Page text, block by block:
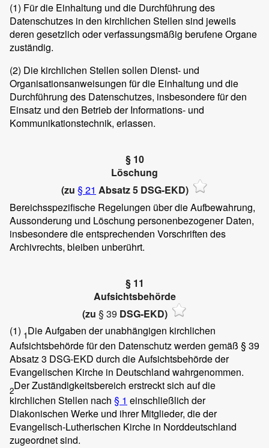
(1) Für die Einhaltung und die Durchführung des
Datenschutzes in den kirchlichen Stellen sind jeweils
deren gesetzlich oder verfassungsmäßig berufene Organe
zuständig.
(2) Die kirchlichen Stellen sollen Dienst- und
Organisationsanweisungen für die Einhaltung und die
Durchführung des Datenschutzes, insbesondere für den
Einsatz und den Betrieb der Informations- und
Kommunikationstechnik, erlassen.
§ 10
Löschung
(zu § 21 Absatz 5 DSG-EKD)
Bereichsspezifische Regelungen über die Aufbewahrung,
Aussonderung und Löschung personenbezogener Daten,
insbesondere die entsprechenden Vorschriften des
Archivrechts, bleiben unberührt.
§ 11
Aufsichtsbehörde
(zu § 39 DSG-EKD)
(1) 1Die Aufgaben der unabhängigen kirchlichen
Aufsichtsbehörde für den Datenschutz werden gemäß § 39
Absatz 3 DSG-EKD durch die Aufsichtsbehörde der
Evangelischen Kirche in Deutschland wahrgenommen.
2Der Zuständigkeitsbereich erstreckt sich auf die
kirchlichen Stellen nach § 1 einschließlich der
Diakonischen Werke und ihrer Mitglieder, die der
Evangelisch-Lutherischen Kirche in Norddeutschland
zugeordnet sind.